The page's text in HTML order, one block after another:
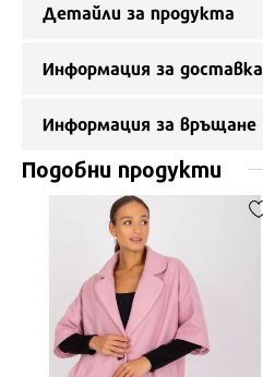
Детайли за продукта
Информация за доставка
Информация за връщане
Подобни продукти